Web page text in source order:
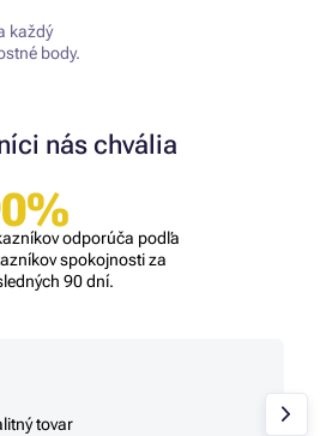
každý
body.
nás chvália
odporúča podľa
spokojnosti za
90 dní.
tovar